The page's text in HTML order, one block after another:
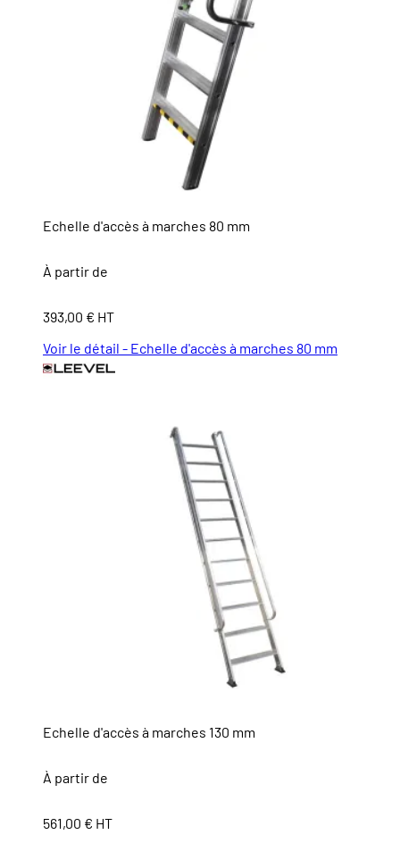
Echelle d'accès à marches 80 mm
À partir de
393,00 € HT
Voir le détail - Echelle d'accès à marches 80 mm
Echelle d'accès à marches 130 mm
À partir de
561,00 € HT